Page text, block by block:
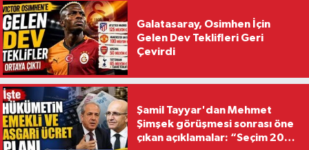
Galatasaray, Osimhen İçin
Gelen Dev Teklifleri Geri
Çevirdi
Şamil Tayyar'dan Mehmet
Şimşek görüşmesi sonrası öne
çıkan açıklamalar: “Seçim 2028